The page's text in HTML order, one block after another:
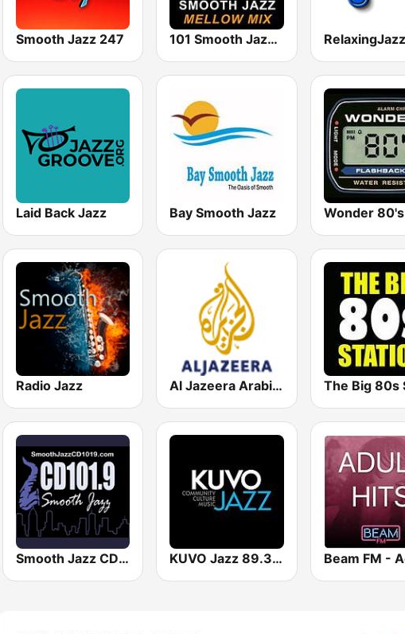
Smooth Jazz 247 101 Smooth Jazz Mellow Mix
Laid Back Jazz Bay Smooth Jazz Wonder 80's
Radio Jazz Al Jazeera Arabic (قناة الجزيرة)
Smooth Jazz CD 101.9 FM KUVO Jazz 89.3 FM